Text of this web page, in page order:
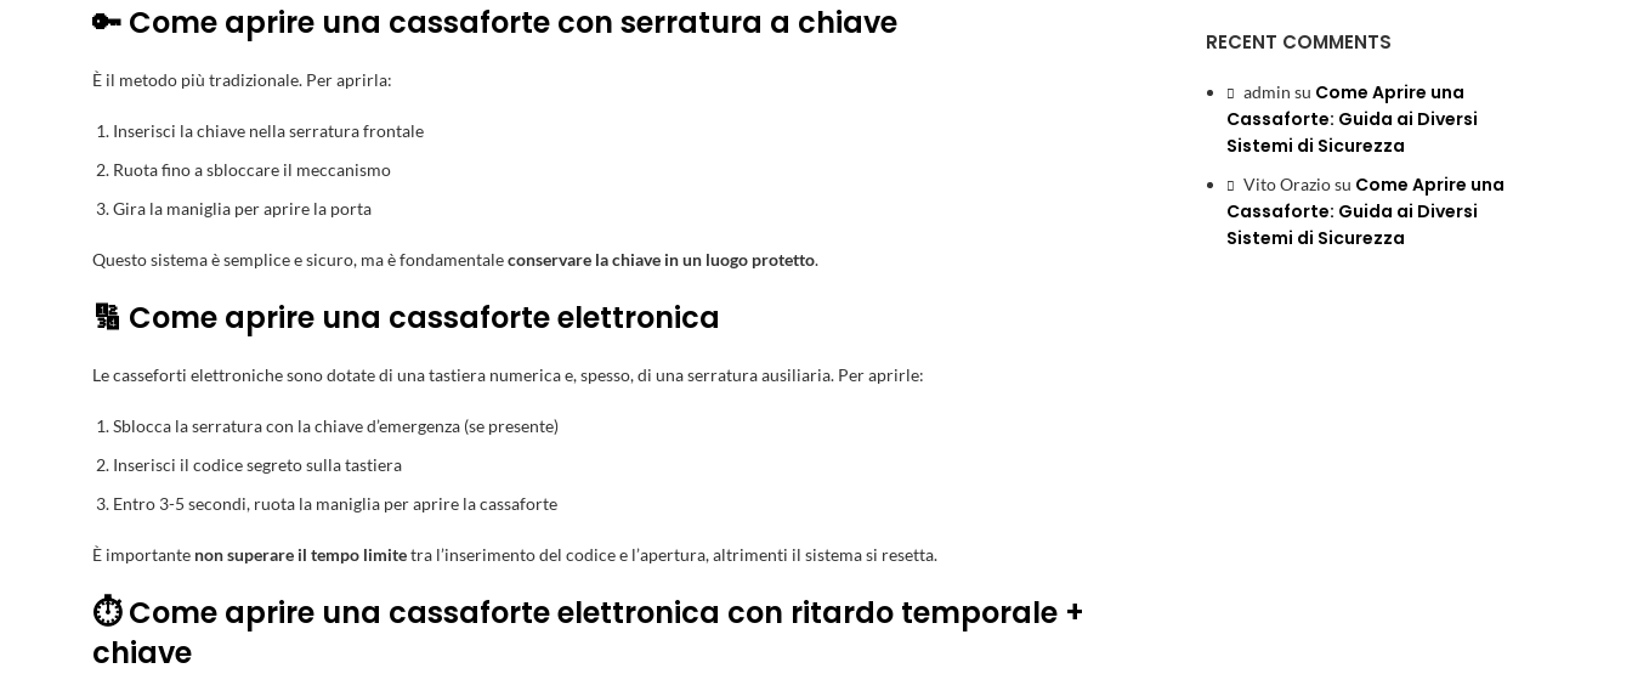
🔑 Come aprire una cassaforte con serratura a chiave
È il metodo più tradizionale. Per aprirla:
Inserisci la chiave nella serratura frontale
Ruota fino a sbloccare il meccanismo
Gira la maniglia per aprire la porta
Questo sistema è semplice e sicuro, ma è fondamentaleconservare la chiave in un luogo protetto.
🔢 Come aprire una cassaforte elettronica
Le casseforti elettroniche sono dotate di una tastiera numerica e, spesso, di una serratura ausiliaria. Per aprirle:
Sblocca la serratura con la chiave d’emergenza (se presente)
Inserisci il codice segreto sulla tastiera
Entro 3-5 secondi, ruota la maniglia per aprire la cassaforte
È importante non superare il tempo limitetra l’inserimento del codice e l’apertura, altrimenti il sistema si resetta.
⏱️ Come aprire una cassaforte elettronica con ritardo temporale +
chiave
RECENT COMMENTS
admin su Come Aprire una
Cassaforte: Guida ai Diversi
Sistemi di Sicurezza
Vito Oraziosu Come Aprire una
Cassaforte: Guida ai Diversi
Sistemi di Sicurezza